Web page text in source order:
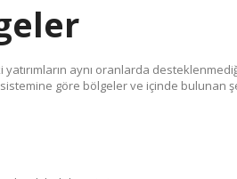
aynı oranlarda
sistemine göre bölgeler ve içinde bulunan